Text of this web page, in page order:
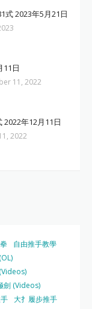
式 2023年5月21日
11日
11, 2022
2022年12月11日
2022
自由推手教學
劍 (Videos)
大扌履步推手